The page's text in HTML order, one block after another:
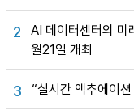
2
AI 데이터센터의
월21일 개최
3 “실시간 액추에이